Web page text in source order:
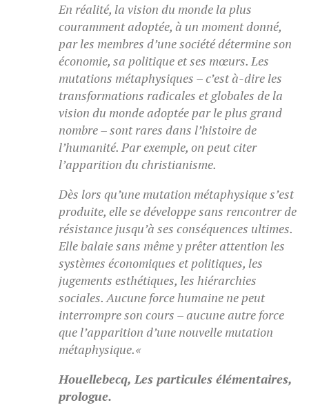
En réalité, la vision du monde la plus
couramment adoptée, à un moment donné,
par les membres d’une société détermine son
économie, sa politique et ses mœurs. Les
mutations métaphysiques – c’est à-dire les
transformations radicales et globales de la
vision du monde adoptée par le plus grand
nombre – sont rares dans l’histoire de
l’humanité. Par exemple, on peut citer
l’apparition du christianisme.
Dès lors qu’une mutation métaphysique s’est
produite, elle se développe sans rencontrer de
résistance jusqu’à ses conséquences ultimes.
Elle balaie sans même y prêter attention les
systèmes économiques et politiques, les
jugements esthétiques, les hiérarchies
sociales. Aucune force humaine ne peut
interrompre son cours – aucune autre force
que l’apparition d’une nouvelle mutation
métaphysique.«
Houellebecq, Les particules élémentaires,
prologue.